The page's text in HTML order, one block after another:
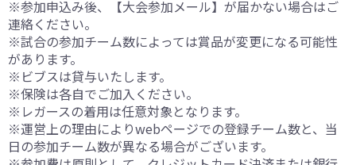
※参加申込み後、【大会参加メール】が届かない場合はご
連絡ください。
※試合の参加チーム数によっては賞品が変更になる可能性
があります。
※ビブスは貸与いたします。
※保険は各自でご加入ください。
※レガースの着用は任意対象となります。
※運営上の理由によりwebページでの登録チーム数と、当
日の参加チーム数が異なる場合がございます。